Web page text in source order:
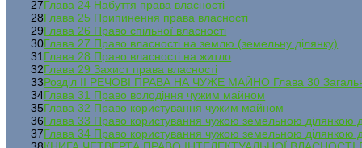
27Глава 24 Набуття права власності
28Глава 25 Припинення права власності
29Глава 26 Право спільної власності
30Глава 27 Право власності на землю (земельну ділянку)
31 Глава 28 Право власності на житло
32Глава 29 Захист права власності
33Розділ II РЕЧОВІ ПРАВА НА ЧУЖЕ МАЙНО Глава 30
34Глава 31 Право володіння чужим майном
35Глава 32 Право користування чужим майном
36Глава 33 Право користування чужою земельною ділянкою
37Глава 34 Право користування чужою земельною ділянкою